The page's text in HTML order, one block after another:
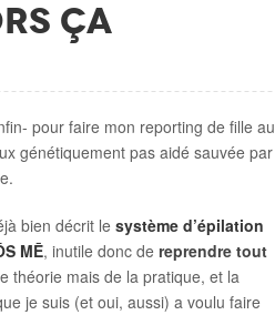
ça
pour faire mon reporting de fille au
génétiquement pas aidé sauvée par
bien décrit le système d’épilation
MĒ, inutile donc de reprendre tout
théorie mais de la pratique, et la
je suis (et oui, aussi) a voulu faire